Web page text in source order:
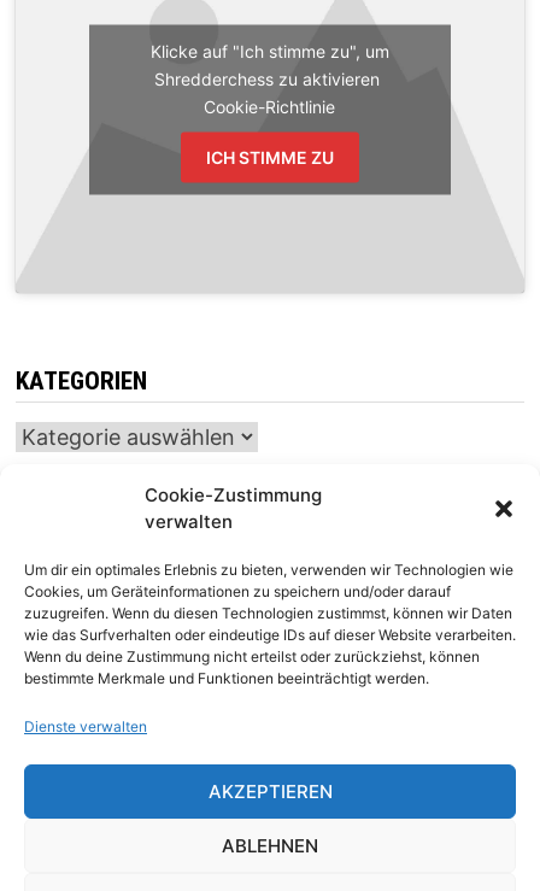
Cookie-Zustimmung
verwalten
Um dir ein optimales Erlebnis zu bieten, verwenden wir Technologien wie
Cookies, um Geräteinformationen zu speichern und/oder darauf
zuzugreifen. Wenn du diesen Technologien zustimmst, können wir Daten
wie das Surfverhalten oder eindeutige IDs auf dieser Website verarbeiten.
Wenn du deine Zustimmung nicht erteilst oder zurückziehst, können
bestimmte Merkmale und Funktionen beeinträchtigt werden.
Dienste verwalten
AKZEPTIEREN
ABLEHNEN
Klicke auf "Ich stimme zu", um
Shredderchess zu aktivieren
Cookie-Richtlinie
ICH STIMME ZU
KATEGORIEN
Kategorien
SCHACHTICKER
Impressum Datenschutz|Kontakt